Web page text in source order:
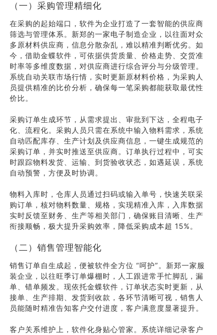
（一）采购管理精细化
在采购的起始端口，软件为企业打造了一套智能的供应商
筛选与管理体系。新郑的一家电子制造企业，以往面对众
多原材料供应商，信息分散杂乱，难以精准判断优劣。如
今，借助金蝶软件，可依据供货质量、价格走势、交货准
时率等多维度数据，对供应商进行综合评分与分级管理。
系统自动关联市场行情，实时更新原材料价格，为采购人
员提供精准的比价分析，确保每一笔采购都能获取最优性
价比。
采购订单生成环节，从需求提出、审批到下达，全程电子
化、流程化。采购人员只需在系统中输入物料需求，系统
自动匹配库存、生产计划及供应商信息，一键生成规范的
采购订单，并实时推送至供应商。订单执行过程中，可实
时跟踪物料发货、运输、到货验收状态，如遇延误，系统
自动预警，方便及时协调。
物料入库时，仓库人员通过扫码或输入单号，快速关联采
购订单，核对物料数量、规格，实现精准入库，入库数据
实时反馈至财务、生产等相关部门，确保账目清晰、生产
衔接顺畅，极大提升采购效率，降低采购成本超 15%。
（二）销售管理智能化
销售订单自生成起，便被软件全方位 “呵护”。新郑一家服
装企业，以往旺季订单爆棚时，人工跟进常手忙脚乱，漏
单、错单频发。现依托金蝶软件，订单状态实时更新，从
接单、生产排期、发货到收款，各环节清晰可视，销售人
员能随时精准告知客户交付进度，客户满意度显著提升。
客户关系维护上，软件化身贴心管家。系统详细记录客户